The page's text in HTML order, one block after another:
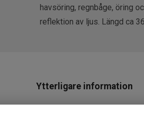
havsöring, regnbåge, öring
reflektion av ljus. Längd ca
Ytterligare information